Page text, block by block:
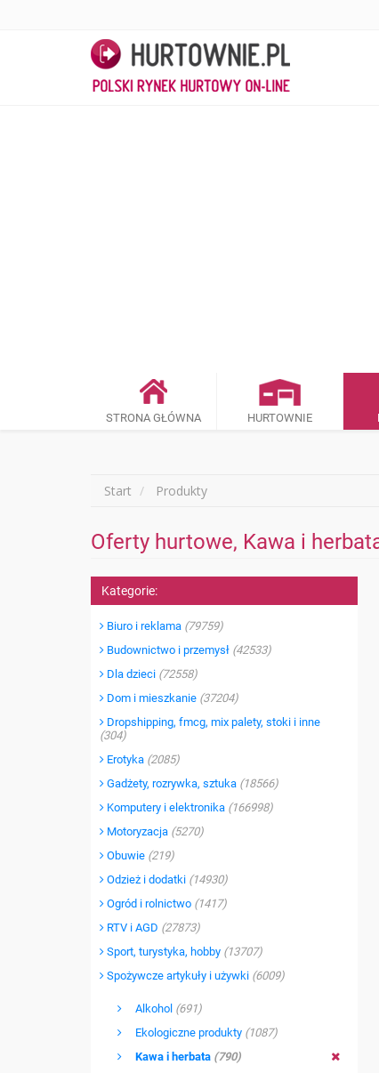
STRONA GŁÓWNA HURTOWNIE
Start Produkty
Oferty hurtowe, Kawa i
Kategorie:
Biuro i reklama (79759)
Budownictwo i przemysł (42533)
Dla dzieci (72558)
Dom i mieszkanie (37204)
Dropshipping, fmcg, mix palety, stoki i inne
(304)
Erotyka (2085)
Gadżety, rozrywka, sztuka (18566)
Komputery i elektronika (166998)
Motoryzacja (5270)
Obuwie (219)
Odzież i dodatki (14930)
Ogród i rolnictwo (1417)
RTV i AGD (27873)
Sport, turystyka, hobby (13707)
Spożywcze artykuły i używki (6009)
Alkohol (691)
Ekologiczne produkty (1087)
Kawa i herbata (790)